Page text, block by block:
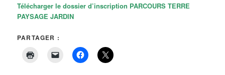
Télécharger le dossier d’inscription PARCOURS TERRE
PAYSAGE JARDIN
PARTAGER :